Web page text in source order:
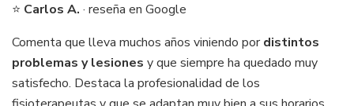
⭐ Carlos A. · reseña en Google
Comenta que lleva muchos años viniendo pordistintos
problemas y lesiones y que siempre ha quedado muy
satisfecho. Destaca la profesionalidad de los